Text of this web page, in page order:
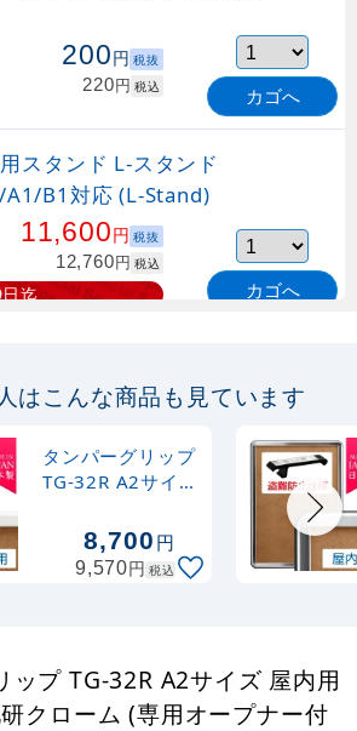
200円 税抜
220円 税込 カゴへ
スタンド L-スタンド
B1対応 (L-Stand)
11,600円 税抜
12,760円 税込
迄 カゴへ
はこんな商品も見ています
タンパーグリップ
TG-32R A2サイズ
仕様 ホワイト (専
用オープナー付
8,700円
9,570円 税込
ップ TG-32R A2サイズ 屋内用
クローム (専用オープナー付